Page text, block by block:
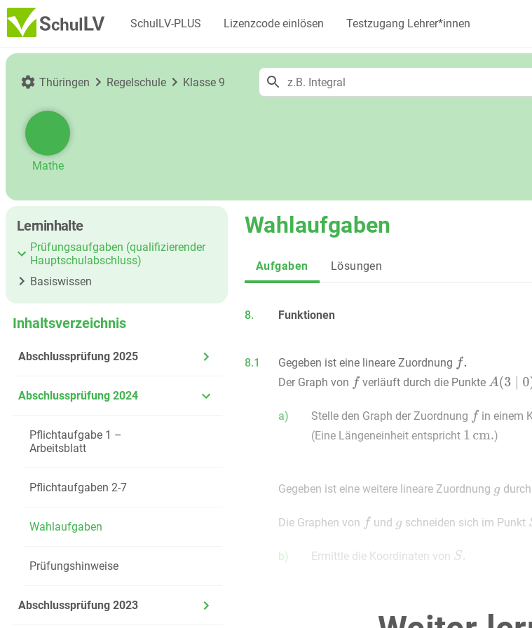
SchulLV-PLUS Lizenzcode einlösen Testzugang Lehrer*innen
Thüringen Regelschule Klasse 9
Mathe
Lerninhalte
Prüfungsaufgaben (qualifizierender
Hauptschulabschluss)
Basiswissen
Inhaltsverzeichnis
Abschlussprüfung 2025
Abschlussprüfung 2024
Pflichtaufgabe 1 –
Arbeitsblatt
Pflichtaufgaben 2-7
Wahlaufgaben
Prüfungshinweise
Abschlussprüfung 2023
Wahlaufgaben
Aufgaben Lösungen
8. Funktionen
8.1
Gegeben ist eine lineare Zuordnung
Der Graph von
verläuft durch die Punkte
a) Stelle den Graph der Zuordnung
in einem
(Eine Längeneinheit entspricht
)
Gegeben ist eine weitere lineare Zuordnung durch
Die Graphen von und schneiden sich im Punkt
b)
Ermittle die Koordinaten von